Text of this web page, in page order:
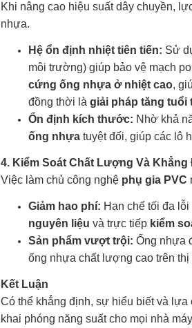
Khi nâng cao hiệu suất dây chuyền,
nhựa.
Hệ ổn định nhiệt tiên tiến: Sử
môi trường) giúp bảo vệ mạch
cứng ống nhựa ở nhiệt cao,
đồng thời là giải pháp tăng
Ổn định kích thước: Nhờ khả
ống nhựatuyệt đối, giúp các lô
4. Kiểm Soát Chất Lượng Và
Việc làm chủ công nghệ phụ gia PVC
Giảm hao phí: Hạn chế tối đa
nguyên liệu và trực tiếp kiểm
Sản phẩm vượt trội: Ống nhựa
ống nhựa chất lượng cao trên
Kết Luận
Có thể khẳng định, sự hiểu biết và lựa
khai phóng năng suất cho mọi nhà